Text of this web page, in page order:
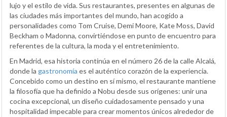
lujo y el estilo de vida. Sus restaurantes, presentes en algunas de
las ciudades más importantes del mundo, han acogido a
personalidades como Tom Cruise, Demi Moore, Kate Moss, David
Beckham o Madonna, convirtiéndose en punto de encuentro para
referentes de la cultura, la moda y el entretenimiento.
En Madrid, esa historia continúa en el número 26 de la calle Alcalá,
donde la gastronomía es el auténtico corazón de la experiencia.
Concebido como un destino en sí mismo, el restaurante mantiene
la filosofía que ha definido a Nobu desde sus orígenes: unir una
cocina excepcional, un diseño cuidadosamente pensado y una
hospitalidad impecable para crear momentos únicos alrededor de